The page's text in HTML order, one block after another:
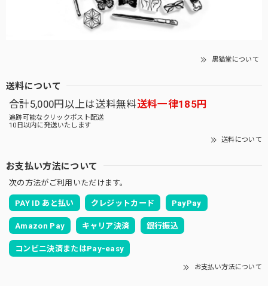
黒猫堂について
送料について
合計5,000円以上は送料無料送料一律185円
追跡可能なクリックポスト配送
10日以内に発送いたします
送料について
お支払い方法について
次の方法がご利用いただけます。
PAY ID あと払い クレジットカード PayPay
Amazon Pay キャリア決済 銀行振込
コンビニ決済またはPay-easy
お支払い方法について